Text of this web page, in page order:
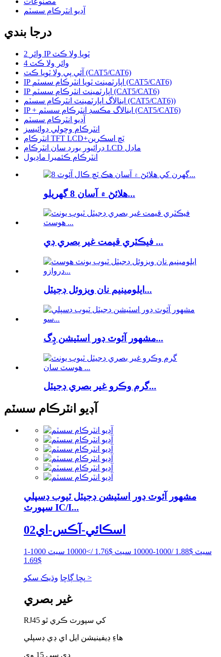
آڊيو انٽرڪام سسٽم
درجا بندي
2 وائر IP ٽويا ولا ڪٽ
4 وائر ولا ڪٽ
آئي پي ولا ٽويا ڪٽ (CAT5/CAT6)
IP اپارٽمينٽ ٽويا انٽرڪام سسٽم (CAT5/CAT6)
IP اپارٽمينٽ انٽرڪام سسٽم (CAT5/CAT6)
اينالاگ اپارٽمينٽ انٽرڪام سسٽم (CAT5/CAT6))
IP + اينالاگ مڪسڊ انٽرڪام سسٽم (CAT5/CAT6)
آڊيو انٽرڪام سسٽم
انٽرڪام وچولي ڊوائيسز
انٽرڪام TFT LCD+ٽچ اسڪرين
ڊرائيور بورڊ سان انٽرڪام LCD ماڊل
انٽرڪام ڪئميرا ماڊيول
هلائڻ ۾ آسان 8 گهريلو...
فيڪٽري قيمت غير بصري ڊي ...
ايلومينيم نان ويزوئل ڊجيٽل...
مشهور آئوٽ ڊور اسٽيشن ڊِگ...
گرم وڪرو غير بصري ڊجيٽل...
آڊيو انٽرڪام سسٽم
مشهور آئوٽ ڊور اسٽيشن ڊجيٽل ٽيوب ڊسپلي
سپورٽ IC/I...
اسڪائي-آڪس-اي02
1-1000 سيٽ $1.88 /1000-10000 سيٽ $1.76 />10000 سيٽ
$1.69
پڇا ڳاڇا وڌيڪ سکو >
غير بصري
RJ45 کي سپورٽ ڪري ٿو
هاءِ ڊيفينيشن ايل اي ڊي ڊسپلي
ڊي سي 15 وي